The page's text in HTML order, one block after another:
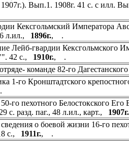
Вып.1. 1908г. 41 с. с илл.
Кексгольмский Императора
л.ил., 1896г., .
Лейб-гвардии Кексгольмского
42 с., 1910г., .
команде 82-го
1-го Кронштадтского
го пехотного Белостокского Его
с. разд. паг., 48 л.ил., карт., 1907г.
о боевой жизни 16-го
с., 1911г., .